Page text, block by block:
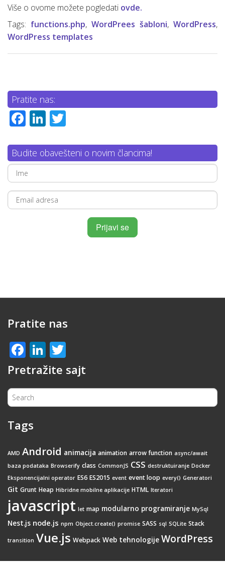
Više o ovome možete pogledati ovde.
Tags: functions.php, WordPrees šabloni, WordPress,
WordPress templates
Pratite nas:
Facebook
LinkedIn
Budite obavešteni o novim člancima!
Pratite nas
Facebook
LinkedIn
Pretražite sajt
Tags
AMD Android animacija animation arrow function async/await
baza podataka Browserify class CommonJS CSS destruktuiranje Docker
Eksponencijalni operator ES6 ES2015 event event loop every() Generatori
Git Grunt Heap Hibridne mobilne aplikacije HTML Iteratori
javascript let map modularno programiranje MySql
Nest.js node.js npm Object.create() promise SASS sql SQLite Stack
transition Vue.js Webpack Web tehnologije WordPress